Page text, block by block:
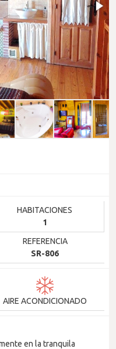
HABITACIONES
1
REFERENCIA
SR-806
AIRE ACONDICIONADO
en la tranquila